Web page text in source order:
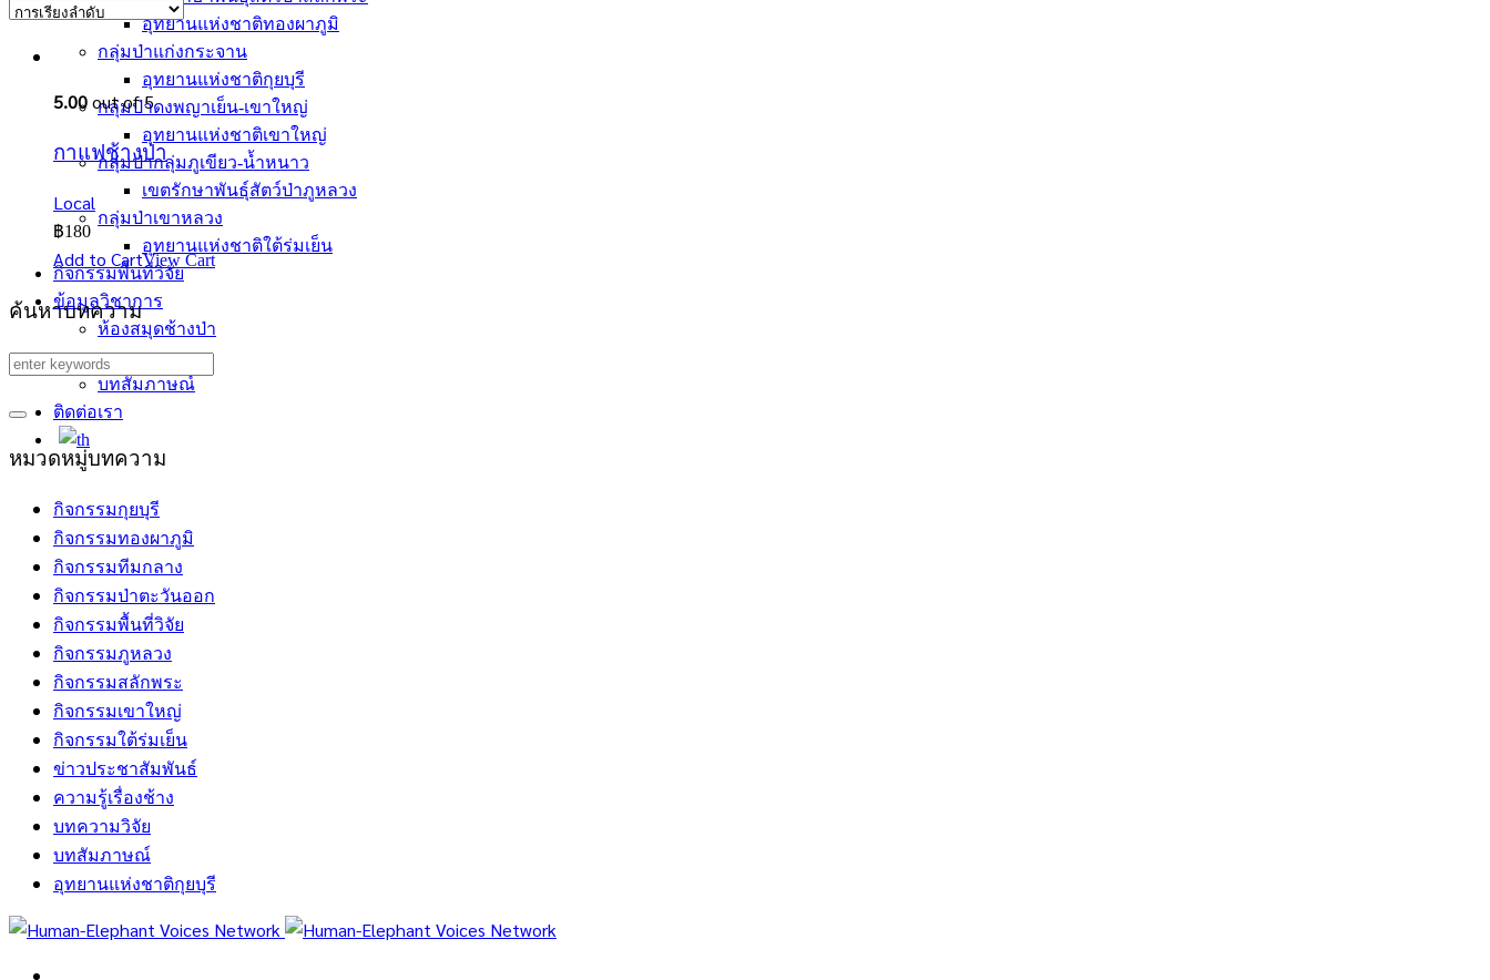
อุทยานแห่งชาติทองผาภูมิ
กลุ่มป่าแก่งกระจาน
อุทยานแห่งชาติกุยบุรี
กลุ่มป่าดงพญาเย็น-เขาใหญ่
อุทยานแห่งชาติเขาใหญ่
กลุ่มป่ากลุ่มภูเขียว-น้ำหนาว
เขตรักษาพันธุ์สัตว์ป่าภูหลวง
กลุ่มป่าเขาหลวง
อุทยานแห่งชาติใต้ร่มเย็น
กิจกรรมพื้นที่วิจัย
ข้อมูลวิชาการ
ห้องสมุดช้างป่า
บทความ
บทสัมภาษณ์
ติดต่อเรา
5.00out of 5
กาแฟช้างป่า
Local
฿180
Add to CartView Cart
ค้นหาบทความ
หมวดหมู่บทความ
กิจกรรมกุยบุรี
กิจกรรมทองผาภูมิ
กิจกรรมทีมกลาง
กิจกรรมป่าตะวันออก
กิจกรรมพื้นที่วิจัย
กิจกรรมภูหลวง
กิจกรรมสลักพระ
กิจกรรมเขาใหญ่
กิจกรรมใต้ร่มเย็น
ข่าวประชาสัมพันธ์
ความรู้เรื่องช้าง
บทความวิจัย
บทสัมภาษณ์
อุทยานแห่งชาติกุยบุรี